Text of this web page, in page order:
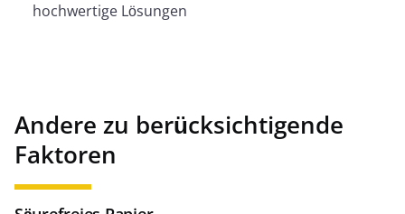
hochwertige Lösungen
Andere zu berücksichtigende
Faktoren